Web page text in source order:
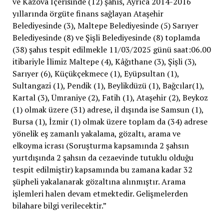
yıllarında örgüte finans sağlayan Ataşehir
Belediyesinde (3), Maltepe Belediyesinde (5) Sarıyer
Belediyesinde (8) ve Şişli Belediyesinde (8) toplamda
(38) şahıs tespit edilmekle 11/03/2025 günü saat:06.00
itibariyle İlimiz Maltepe (4), Kâğıthane (3), Şişli (3),
Sarıyer (6), Küçükçekmece (1), Eyüpsultan (1),
Sultangazi (1), Pendik (1), Beylikdüzü (1), Bağcılar(1),
Kartal (3), Ümraniye (2), Fatih (1), Ataşehir (2), Beykoz
(1) olmak üzere (31) adrese, il dışında ise Samsun (1),
Bursa (1), İzmir (1) olmak üzere toplam da (34) adrese
yönelik eş zamanlı yakalama, gözaltı, arama ve
elkoyma icrası (Soruşturma kapsamında 2 şahsın
yurtdışında 2 şahsın da cezaevinde tutuklu olduğu
tespit edilmiştir) kapsamında bu zamana kadar 32
şüpheli yakalanarak gözaltına alınmıştır. Arama
işlemleri halen devam etmektedir. Gelişmelerden
bilahare bilgi verilecektir.”